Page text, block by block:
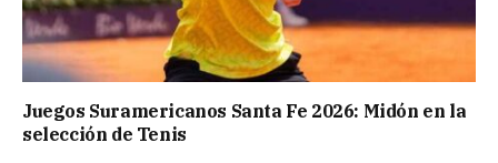
Juegos Suramericanos Santa Fe 2026: Midón en la
selección de Tenis